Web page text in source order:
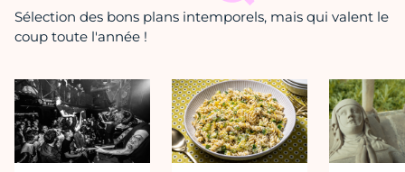
Sélection des bons plans intemporels, mais qui valent le
coup toute l'année !